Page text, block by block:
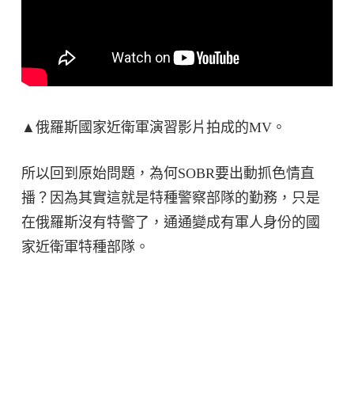
▲俄羅斯國家近衛軍演習影片拍成的MV。
所以回到原始問題，為何SOBR要出動抓色情直
播？因為其實這就是特種警察部隊的勤務，只是
在俄羅斯沒有特警了，通通變成有軍人身份的國
家近衛軍特種部隊。